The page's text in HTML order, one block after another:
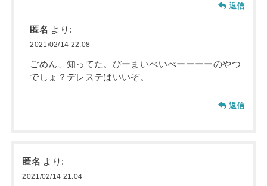
返信
匿名 より:
2021/02/14 22:08
ごめん、知ってた。びーまいべいべーーーーのやつ
でしょ？デレステはいいぞ。
返信
匿名 より:
2021/02/14 21:04